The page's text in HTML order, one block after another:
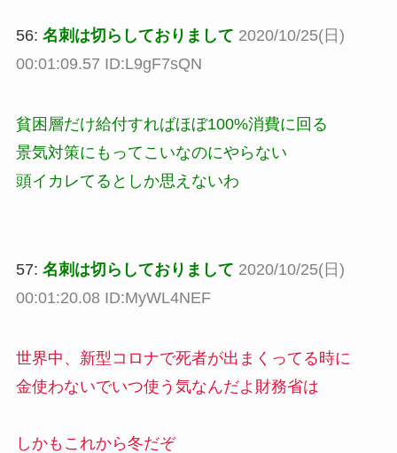
56: 名刺は切らしておりまして 2020/10/25(日)
00:01:09.57 ID:L9gF7sQN
貧困層だけ給付すればほぼ100%消費に回る
景気対策にもってこいなのにやらない
頭イカレてるとしか思えないわ
57: 名刺は切らしておりまして 2020/10/25(日)
00:01:20.08 ID:MyWL4NEF
世界中、新型コロナで死者が出まくってる時に
金使わないでいつ使う気なんだよ財務省は
しかもこれから冬だぞ